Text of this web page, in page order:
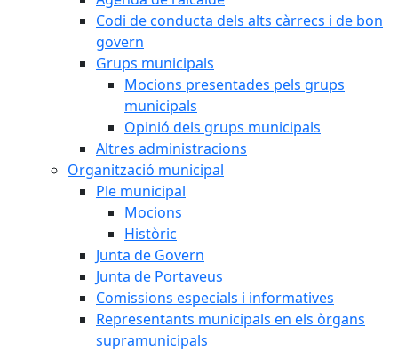
Codi de conducta dels alts càrrecs i de bon
govern
Grups municipals
Mocions presentades pels grups
municipals
Opinió dels grups municipals
Altres administracions
Organització municipal
Ple municipal
Mocions
Històric
Junta de Govern
Junta de Portaveus
Comissions especials i informatives
Representants municipals en els òrgans
supramunicipals